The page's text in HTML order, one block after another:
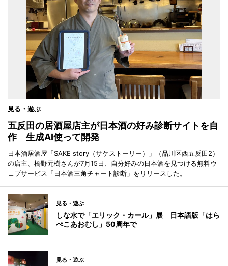
見る・遊ぶ
五反田の居酒屋店主が日本酒の好み診断サイトを自
作 生成AI使って開発
日本酒居酒屋「SAKE story（サケストーリー）」（品川区西五反田2）
の店主、橋野元樹さんが7月15日、自分好みの日本酒を見つける無料ウ
ェブサービス「日本酒三角チャート診断」をリリースした。
見る・遊ぶ
しな水で「エリック・カール」展 日本語版「はら
ぺこあおむし」50周年で
見る・遊ぶ